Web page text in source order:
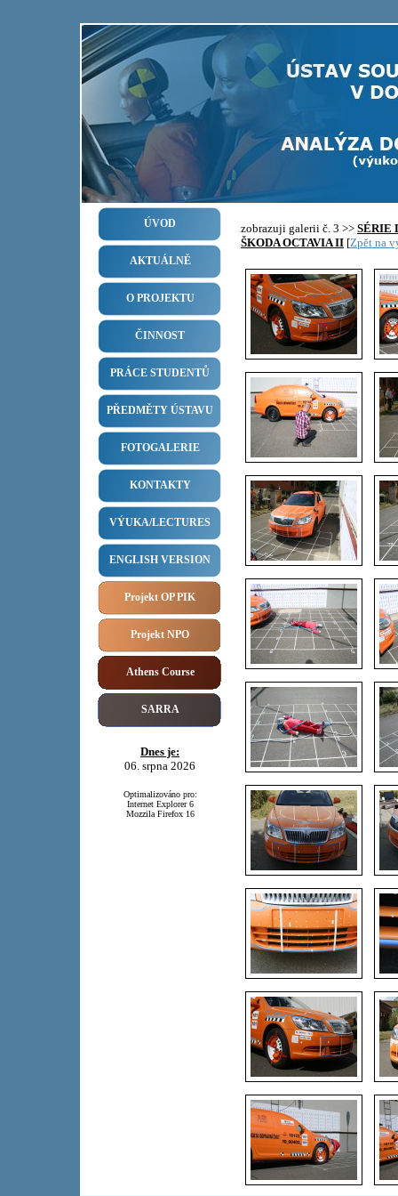
ÚVOD
AKTUÁLNĚ
O PROJEKTU
ČINNOST
PRÁCE STUDENTŮ
PŘEDMĚTY ÚSTAVU
FOTOGALERIE
KONTAKTY
VÝUKA/LECTURES
ENGLISH VERSION
Projekt OP PIK
Projekt NPO
Athens Course
SARRA
Dnes je:
06. srpna 2026
Optimalizováno pro:
Internet Explorer 6
Mozzila Firefox 16
zobrazuji galerii č. 3 >> SÉRIE
ŠKODA OCTAVIA II [Zpět na